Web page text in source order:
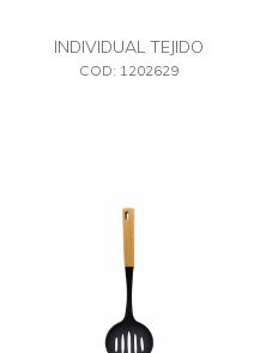
INDIVIDUAL TEJIDO
COD: 1202629